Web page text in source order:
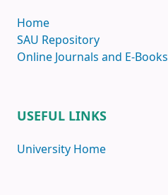
Home
SAU Repository
Online Journals and E-Books
USEFUL LINKS
University Home